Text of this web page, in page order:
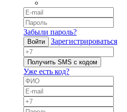
Забыли пароль?
Войти Зарегистрироваться
Получить SMS с кодом
Уже есть код?